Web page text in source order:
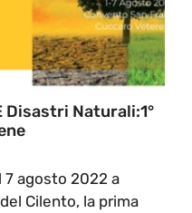
Disastri Naturali:1°
7 agosto 2022 a
Cilento, la prima